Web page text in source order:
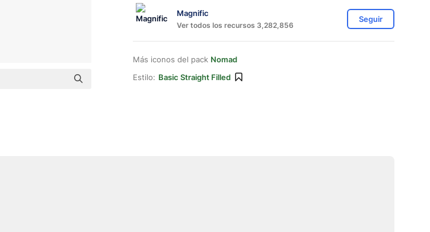
Magnific
Ver todos los recursos 3,282,856
Seguir
Más iconos del pack Nomad
Estilo: Basic Straight Filled